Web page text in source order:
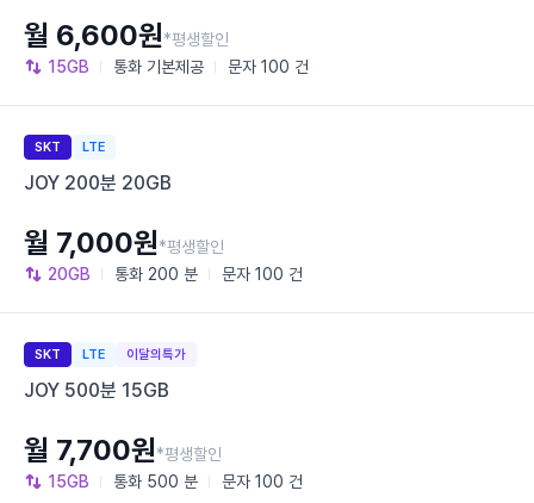
15GB 통화 기본제공 문자 100 건
월 6,600원*평생할인
SKT LTE
JOY 200분 20GB
20GB 통화 200 분 문자 100 건
월 7,000원*평생할인
SKT LTE 이달의특가
JOY 500분 15GB
15GB 통화 500 분 문자 100 건
월 7,700원*평생할인